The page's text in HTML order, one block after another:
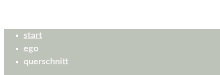
start
ego
querschnitt